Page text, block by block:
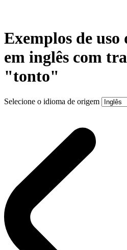
Exemplos de
em inglês com
"tonto"
Selecione o idioma de origem